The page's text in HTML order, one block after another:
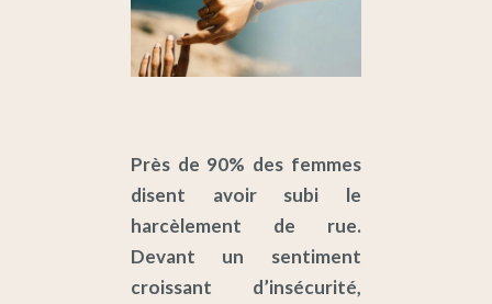
Près de 90% des femmes
disent avoir subi le
harcèlement de rue.
Devant un sentiment
croissant d’insécurité,